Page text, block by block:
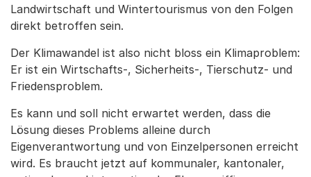
Landwirtschaft und Wintertourismus von den Folgen
direkt betroffen sein.
Der Klimawandel ist also nicht bloss ein Klimaproblem:
Er ist ein Wirtschafts-, Sicherheits-, Tierschutz- und
Friedensproblem.
Es kann und soll nicht erwartet werden, dass die
Lösung dieses Problems alleine durch
Eigenverantwortung und von Einzelpersonen erreicht
wird. Es braucht jetzt auf kommunaler, kantonaler,